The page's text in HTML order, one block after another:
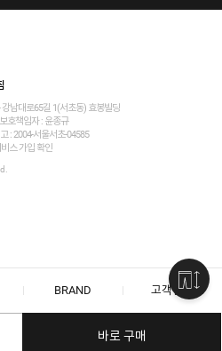
바로 구매
남대로65길 1(서초동) 효봉빌딩
호책임자 : 윤종규
: 2004-서울서초-04585
스 가입 확인
BRAND 고객센터